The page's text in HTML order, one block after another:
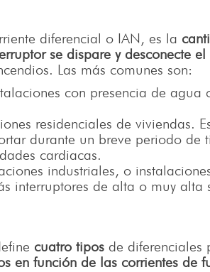
diferencial o IAN, es la
se dispare y desconecte el
Las más comunes son:
con presencia de agua
residenciales de viviendas.
durante un breve periodo de
cardiacas.
industriales, o
interruptores de alta o muy alta
cuatro tipos de diferenciales
en función de las corrientes de